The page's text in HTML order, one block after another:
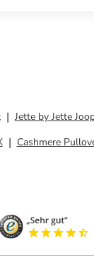
Jette by Jette
Cashmere